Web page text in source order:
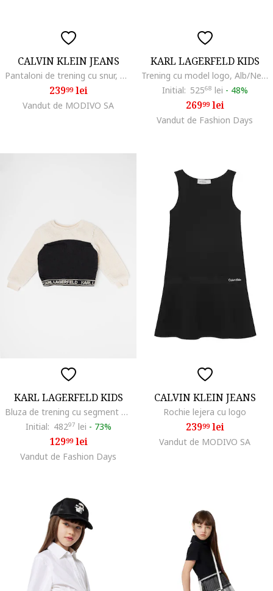
CALVIN KLEIN JEANS
Pantaloni de trening cu snur, Negru
23999lei
Vandut de MODIVO SA
KARL LAGERFELD KIDS
Trening cu model logo, Alb/Negru
Initial: 52568 lei - 48%
26999lei
Vandut de Fashion Days
KARL LAGERFELD KIDS
Bluza de trening cu segment din material teddy, Negru/Crem
Initial: 48297 lei - 73%
12999lei
Vandut de Fashion Days
CALVIN KLEIN JEANS
Rochie lejera cu logo
23999lei
Vandut de MODIVO SA